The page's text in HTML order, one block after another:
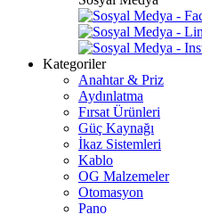
Kategoriler
Anahtar & Priz
Aydınlatma
Fırsat Ürünleri
Güç Kaynağı
İkaz Sistemleri
Kablo
OG Malzemeler
Otomasyon
Pano